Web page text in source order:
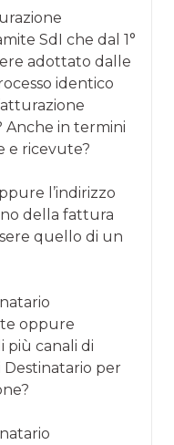
SdI che dal 1°
adottato dalle
identico
Anche in termini
e ricevute?
l’indirizzo
della fattura
quello di un
oppure
più canali di
Destinatario per